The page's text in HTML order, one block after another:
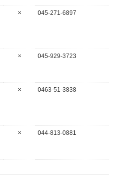
× 045-271-6897
× 045-929-3723
× 0463-51-3838
× 044-813-0881